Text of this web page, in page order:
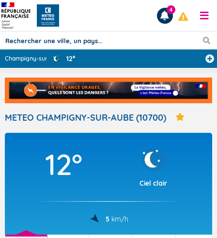
Prévisions
TOUS LES RÉSULTATS
Articles
4
Champigny-sur-A... 12°
METEO CHAMPIGNY-SUR-AUBE (10700)
12°
Ciel clair
5 km/h